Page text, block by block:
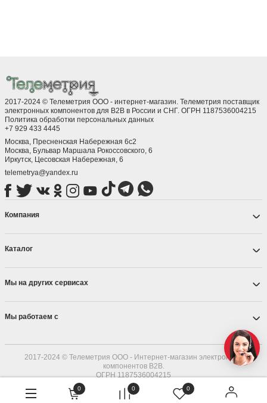
2017-2024 © Телеметрия ООО - интернет-магазин. Телеметрия поставщик
электронных компонентов для B2B в России и СНГ. ОГРН 1187536004215
Политика обработки персональных данных
+7 929 433 4445
Москва, Пресненская Набережная 6с2
Москва, ​Бульвар Маршала Рокоссовского, 6
Иркутск, ​Цесовская Набережная, 6
telemetrya@yandex.ru
Компания
Каталог
Мы на других сервисах
Мы работаем с
2017-2024 © Телеметрия ООО - Интернет-магазин электронных
компонентов B2B.
ОГРН 1187536004215
0 0 0